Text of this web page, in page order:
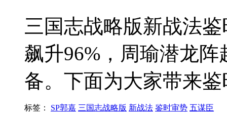
三国志战略版新战法
飙升96%，周瑜潜龙
备。下面为大家带来
标签： SP郭嘉 三国志战略版 新战法 鉴时审势 五谋臣